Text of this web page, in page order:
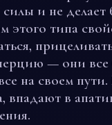
и не делает
этого типа
— они все
на своем
впадают в